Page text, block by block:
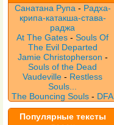
Санатана Рупа - Радха-
крипа-катакша-става-
раджа
At The Gates -Souls Of
The Evil Departed
Jamie Christopherson -
Souls of the Dead
Vaudeville- Restless
Souls...
The Bouncing Souls - DFA
Популярные тексты